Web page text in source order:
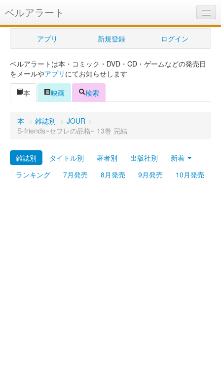
ベルアラート
ベルアラートとは
ヘルプ
新規登録
ログイン
購入管理
Myシェルフ
プレミアム
アプリ 新規登録 ログイン
ベルアラートは本・コミック・DVD・CD・ゲームなどの発売日
をメールやアプリ にてお知らせします
本
映画 検索
本 > 雑誌別 > JOUR >
S-friends~セフレの品格~ 13巻 完結
雑誌別 タイトル別 著者別 出版社別
新着
ランキング
7月発売 8月発売 9月発売 10月発売